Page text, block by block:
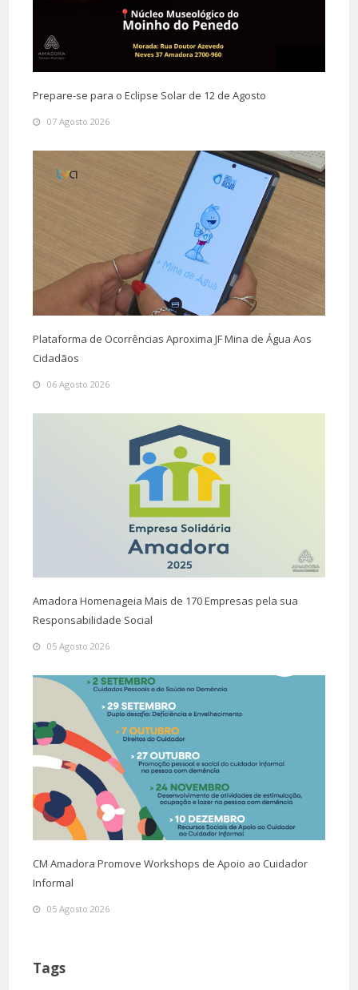
Prepare-se para o Eclipse Solar de 12 de Agosto
07 Agosto 2026
Plataforma de Ocorrências Aproxima JF Mina de Água Aos
Cidadãos
06 Agosto 2026
Amadora Homenageia Mais de 170 Empresas pela sua
Responsabilidade Social
05 Agosto 2026
CM Amadora Promove Workshops de Apoio ao Cuidador
Informal
05 Agosto 2026
Tags